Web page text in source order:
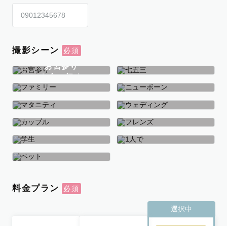
撮影シーン
お宮参り
お食い初め
七五三
ファミリー ニューボーン
マタニティ ウェディング
カップル フレンズ
学生
料金プラン
選択中